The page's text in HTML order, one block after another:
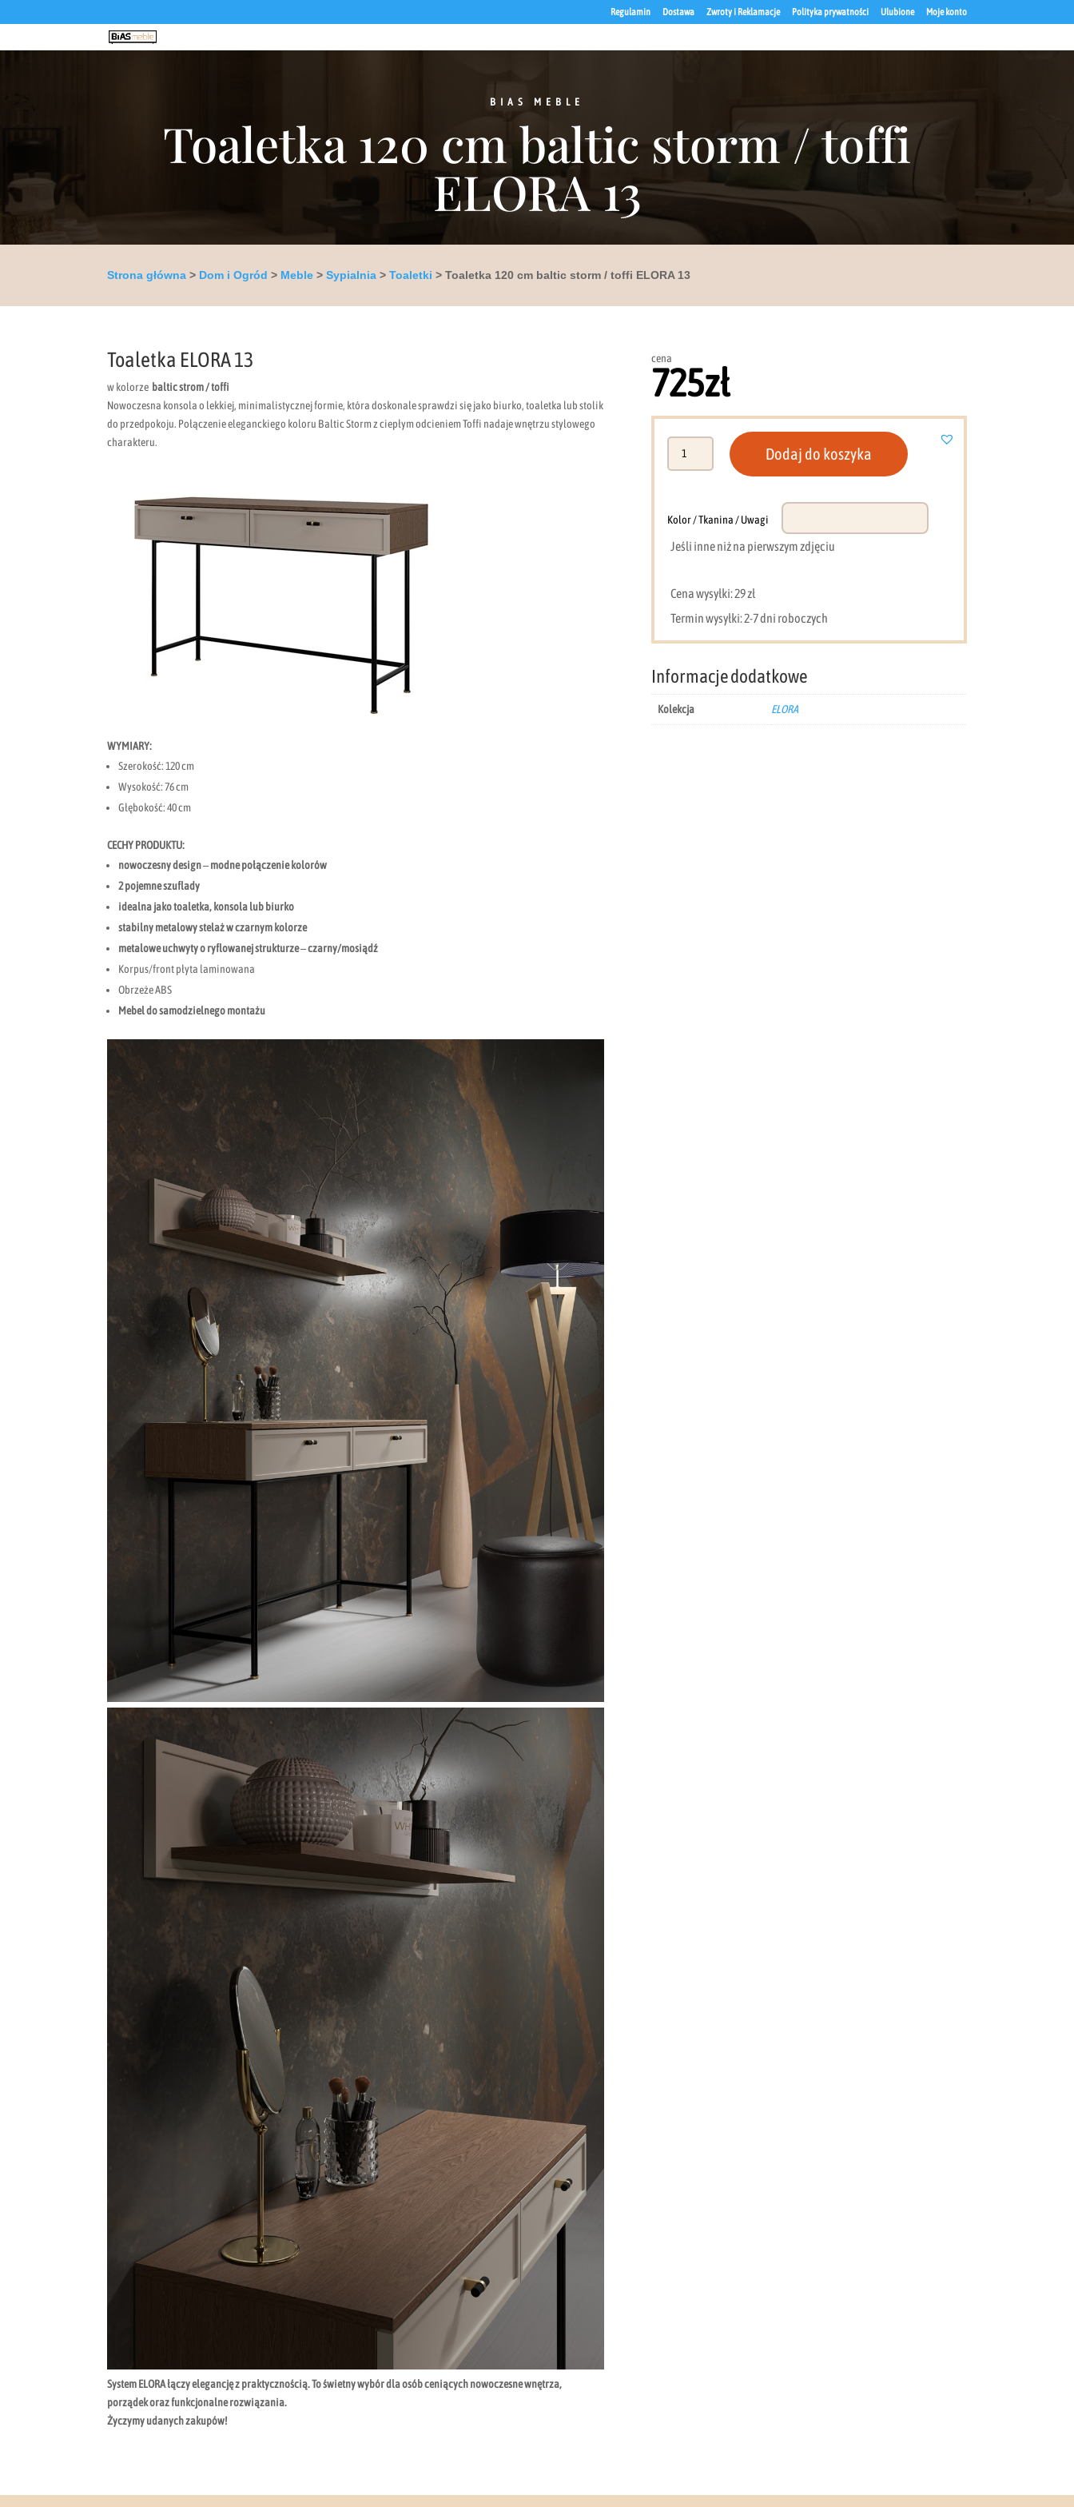
Regulamin Dostawa Zwroty i Reklamacje Polityka prywatności Ulubione Moje konto
BIAS MEBLE
Toaletka 120 cm baltic storm / toffi
ELORA 13
Strona główna > Dom i Ogród > Meble >Sypialnia >Toaletki > Toaletka 120 cm baltic storm / toffi ELORA 13
Toaletka ELORA 13
w kolorze baltic strom / toffi
Nowoczesna konsola o lekkiej, minimalistycznej formie, która doskonale sprawdzi się jako biurko, toaletka lub stolik
do przedpokoju. Połączenie eleganckiego koloru Baltic Storm z ciepłym odcieniem Toffi nadaje wnętrzu stylowego
charakteru.
WYMIARY:
Szerokość: 120 cm
Wysokość: 76 cm
Głębokość: 40 cm
CECHY PRODUKTU:
nowoczesny design – modne połączenie kolorów
2 pojemne szuflady
idealna jako toaletka, konsola lub biurko
stabilny metalowy stelaż w czarnym kolorze
metalowe uchwyty o ryflowanej strukturze – czarny/mosiądź
Korpus/front płyta laminowana
Obrzeże ABS
Mebel do samodzielnego montażu
System ELORA łączy elegancję z praktycznością. To świetny wybór dla osób ceniących nowoczesne wnętrza,
porządek oraz funkcjonalne rozwiązania.
Życzymy udanych zakupów!
cena
725zł
baltic
ELORA
13
Dodaj do koszyka
Kolor / Tkanina / Uwagi
Jeśli inne niż na pierwszym zdjęciu
Cena wysyłki: 29 zł
Termin wysyłki: 2-7 dni roboczych
Informacje dodatkowe
Kolekcja ELORA